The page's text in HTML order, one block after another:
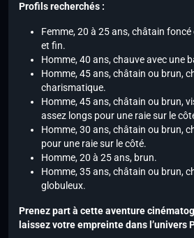
Profils recherchés :
Femme, 20 à 25 ans, châtain
et fin.
Homme, 40 ans, chauve avec une
Homme, 45 ans, châtain ou brun,
charismatique.
Homme, 45 ans, châtain ou brun,
assez longs pour une raie sur le
Homme, 30 ans, châtain ou brun,
pour une raie sur le côté.
Homme, 20 à 25 ans, brun.
Homme, 35 ans, châtain ou brun,
globuleux.
Prenez part à cette aventure
laissez votre empreinte dans l’univers